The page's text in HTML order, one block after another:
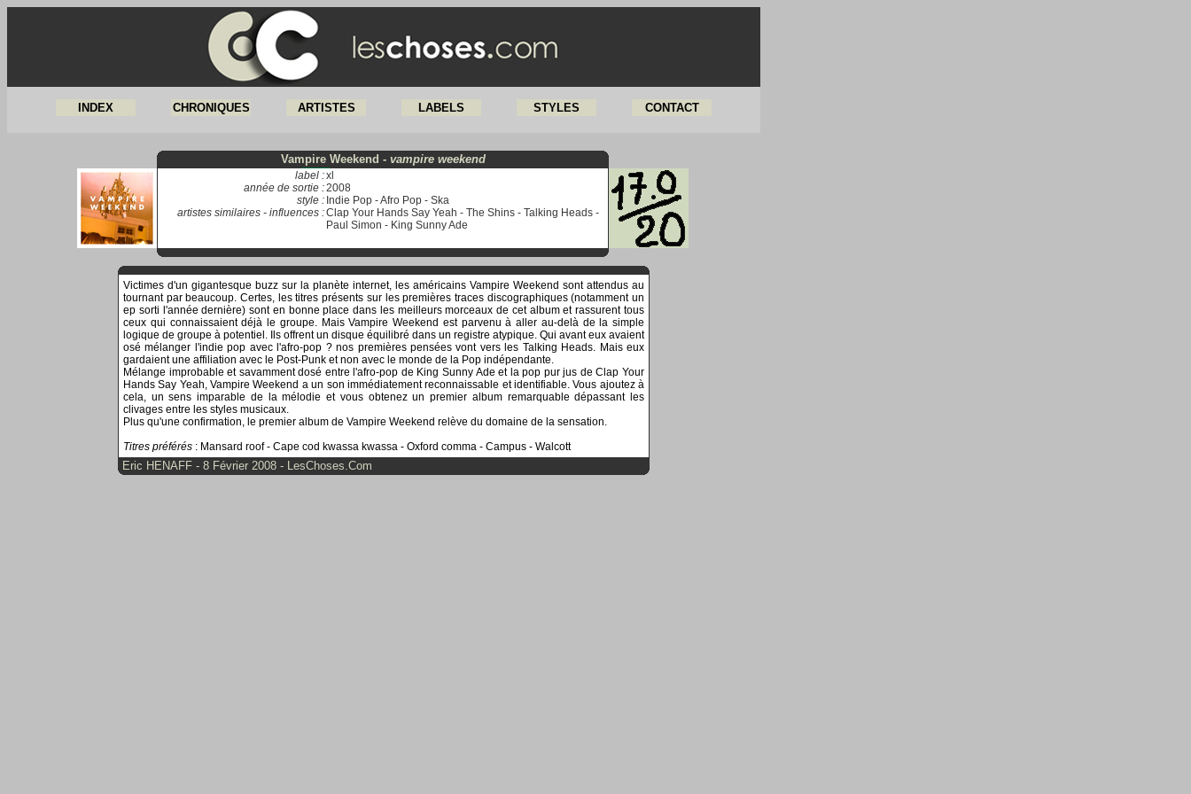
INDEX CHRONIQUES ARTISTES LABELS STYLES CONTACT
Vampire Weekend - vampire weekend
label :
année de sortie :
style :
artistes similaires - influences :
xl
2008
Indie Pop - Afro Pop - Ska
Clap Your Hands Say Yeah - The Shins - Talking Heads -
Paul Simon - King Sunny Ade
Victimes d'un gigantesque buzz sur la planète internet, les américains Vampire Weekend sont attendus au
tournant par beaucoup. Certes, les titres présents sur les premières traces discographiques (notamment un
ep sorti l'année dernière) sont en bonne place dans les meilleurs morceaux de cet album et rassurent tous
ceux qui connaissaient déjà le groupe. Mais Vampire Weekend est parvenu à aller au-delà de la simple
logique de groupe à potentiel. Ils offrent un disque équilibré dans un registre atypique. Qui avant eux avaient
osé mélanger l'indie pop avec l'afro-pop ? nos premières pensées vont vers les Talking Heads. Mais eux
gardaient une affiliation avec le Post-Punk et non avec le monde de la Pop indépendante.
Mélange improbable et savamment dosé entre l'afro-pop de King Sunny Ade et la pop pur jus de Clap Your
Hands Say Yeah, Vampire Weekend a un son immédiatement reconnaissable et identifiable. Vous ajoutez à
cela, un sens imparable de la mélodie et vous obtenez un premier album remarquable dépassant les
clivages entre les styles musicaux.
Plus qu'une confirmation, le premier album de Vampire Weekend relève du domaine de la sensation.
Titres préférés : Mansard roof - Cape cod kwassa kwassa - Oxford comma - Campus - Walcott
Eric HENAFF - 8 Février 2008 - LesChoses.Com